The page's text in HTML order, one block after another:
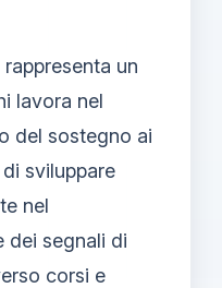
un
lavora nel
del sostegno ai
sviluppare
nel
dei segnali di
corsi e